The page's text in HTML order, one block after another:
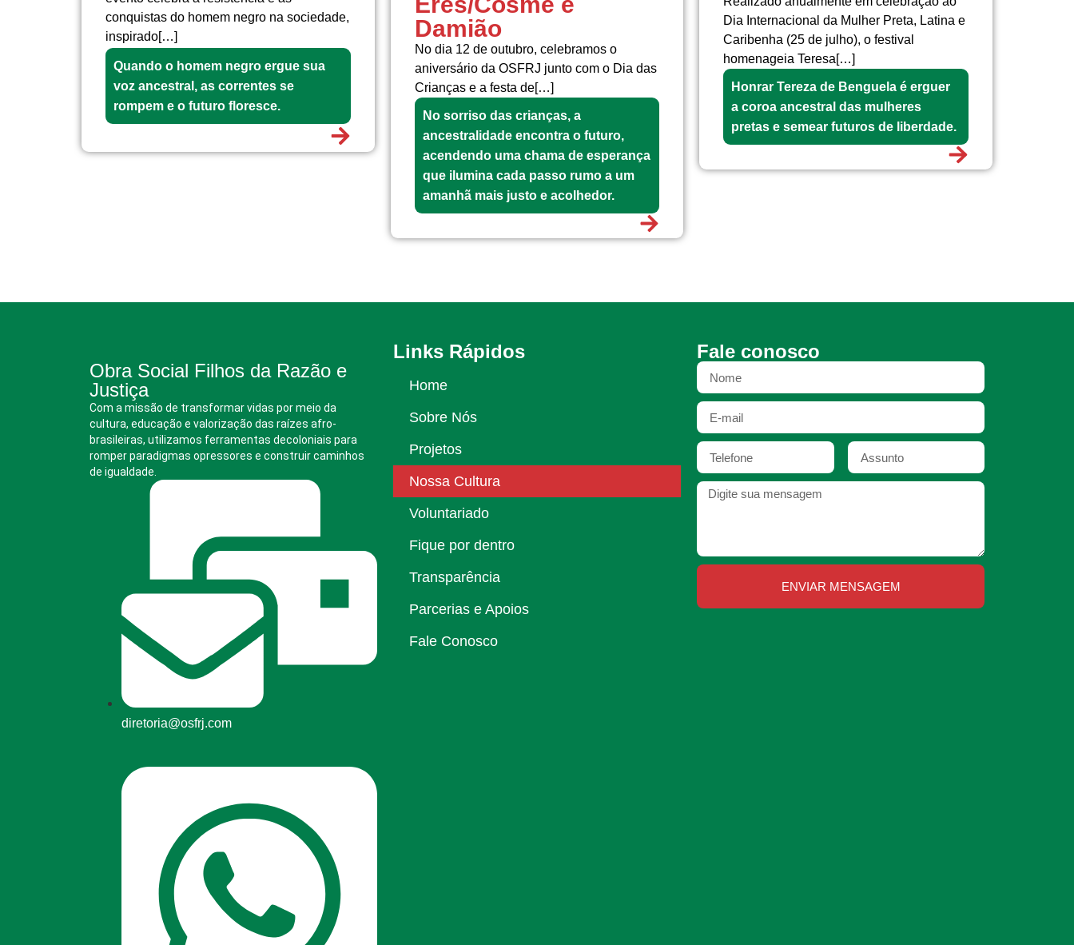
conquistas do homem negro na sociedade,
inspirado[…]
Quando o homem negro ergue sua
voz ancestral, as correntes se
rompem e o futuro floresce.
Damião
No dia 12 de outubro, celebramos o
aniversário da OSFRJ junto com o Dia das
Crianças e a festa de[…]
No sorriso das crianças, a
ancestralidade encontra o futuro,
acendendo uma chama de esperança
que ilumina cada passo rumo a um
amanhã mais justo e acolhedor.
Dia Internacional da Mulher Preta, Latina e
Caribenha (25 de julho), o festival
homenageia Teresa[…]
Honrar Tereza de Benguela é erguer
a coroa ancestral das mulheres
pretas e semear futuros de liberdade.
Obra Social Filhos da Razão e
Justiça
Com a missão de transformar vidas por meio da
cultura, educação e valorização das raízes afro-
brasileiras, utilizamos ferramentas decoloniais para
romper paradigmas opressores e construir caminhos
de igualdade.
diretoria@osfrj.com
Links Rápidos
Home
Sobre Nós
Projetos
Nossa Cultura
Voluntariado
Fique por dentro
Transparência
Parcerias e Apoios
Fale Conosco
Fale conosco
ENVIAR MENSAGEM